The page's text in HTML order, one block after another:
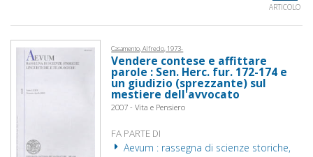
ARTICOLO
Casamento, Alfredo, 1973-
Vendere contese e affittare
parole : Sen. Herc. fur. 172-174 e
un giudizio (sprezzante) sul
mestiere dell'avvocato
2007 - Vita e Pensiero
FA PARTE DI
Aevum : rassegna di scienze storiche,